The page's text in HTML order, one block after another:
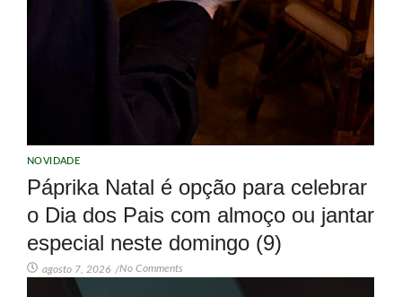
NOVIDADE
Páprika Natal é opção para celebrar
o Dia dos Pais com almoço ou jantar
especial neste domingo (9)
agosto 7, 2026 /No Comments